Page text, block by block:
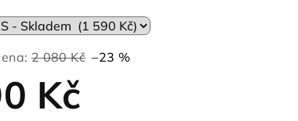
2 080 Kč –23 %
Kč